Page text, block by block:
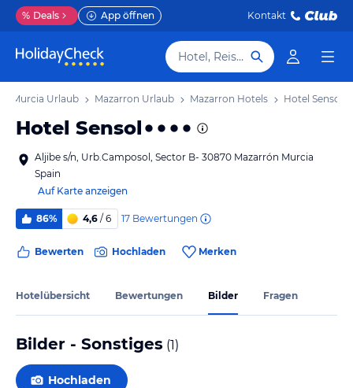
% Deals App öffnen Kontakt
Hotel, Reiseziel
Murcia Urlaub Mazarron Urlaub Mazarron Hotels Hotel Sensol
Hotel Sensol
Aljibe s/n, Urb.Camposol, Sector B- 30870 Mazarrón Murcia
Spain
Auf Karte anzeigen
86% 4,6 / 6 17 Bewertungen
Bewerten Hochladen Merken
Hotelübersicht Bewertungen Bilder Fragen
Bilder - Sonstiges (1)
Hochladen